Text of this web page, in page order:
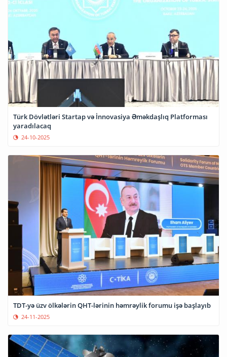
Türk Dövlətləri Startap və İnnovasiya Əməkdaşlıq Platforması
yaradılacaq
24-10-2025
TDT-yə üzv ölkələrin QHT-lərinin həmrəylik forumu işə başlayıb
24-11-2025